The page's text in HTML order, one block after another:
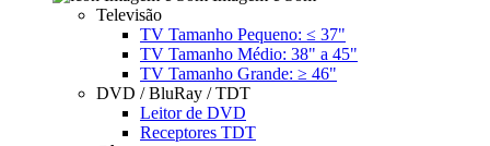
Televisão
TV Tamanho Pequeno: ≤ 37"
TV Tamanho Médio: 38" a 45"
TV Tamanho Grande: ≥ 46"
DVD / BluRay / TDT
Leitor de DVD
Receptores TDT